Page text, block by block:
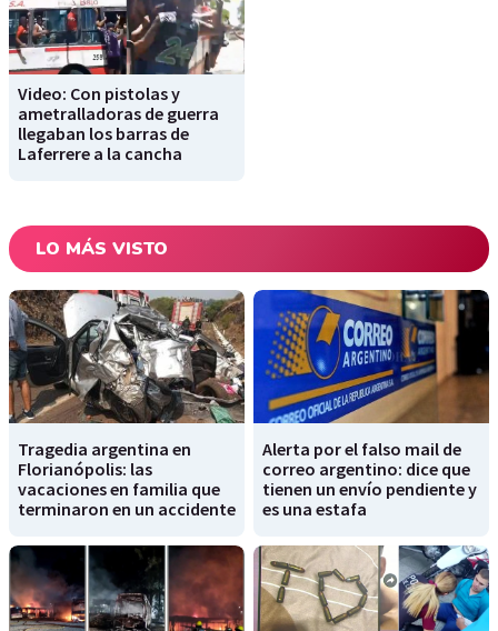
Video: Con pistolas y
ametralladoras de guerra
llegaban los barras de
Laferrere a la cancha
LO MÁS VISTO
Tragedia argentina en
Florianópolis: las
vacaciones en familia que
terminaron en un accidente
Alerta por el falso mail de
correo argentino: dice que
tienen un envío pendiente y
es una estafa